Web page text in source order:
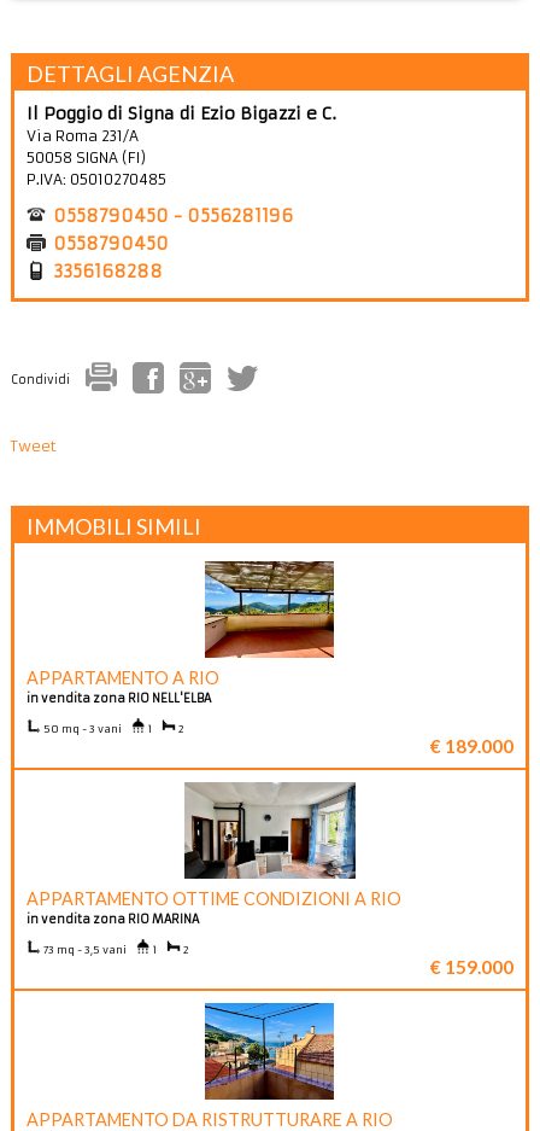
DETTAGLI AGENZIA
Il Poggio di Signa di Ezio Bigazzi e C.
Via Roma 231/A
50058 SIGNA( FI )
P.IVA: 05010270485
0558790450 - 0556281196
0558790450
3356168288
Condividi
Tweet
IMMOBILI SIMILI
APPARTAMENTO A RIO
in vendita zona RIO NELL'ELBA
50 mq - 3 vani 1 2
€ 189.000
APPARTAMENTO OTTIME CONDIZIONI A RIO
in vendita zona RIO MARINA
73 mq - 3,5 vani 1 2
€ 159.000
APPARTAMENTO DA RISTRUTTURARE A RIO